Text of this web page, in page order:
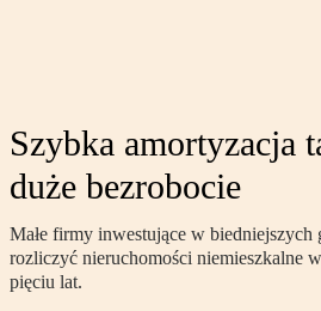
Szybka amortyzacja
duże bezrobocie
Małe firmy inwestujące w biedniejszych
rozliczyć nieruchomości niemieszkalne
pięciu lat.